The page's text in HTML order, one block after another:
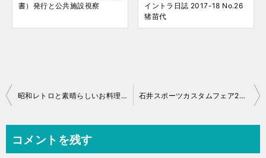
書）発行と公共施設視察
イントラ日誌 2017-18 No.26
猪苗代
投
ビ
昭和レトロと素晴らしいお料理「いろりの宿 芦名」さん 石井スポーツカスタムフェア2020は中止……
コメントを残す